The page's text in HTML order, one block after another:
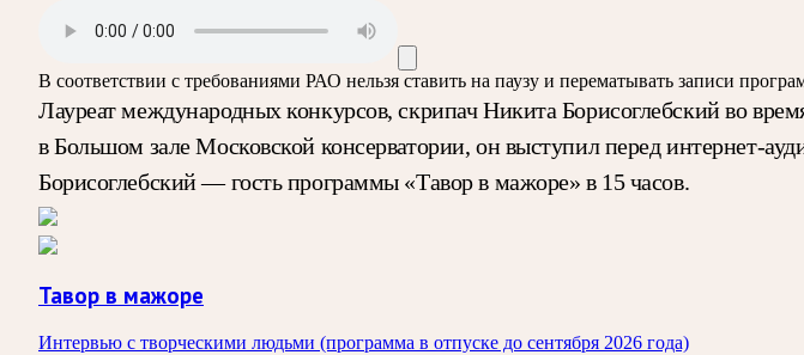
В соответствии с требованиями РАО нельзя ставить на паузу и перематывать записи
Лауреат международных конкурсов, скрипач Никита Борисоглебский во
в Большом зале Московской консерватории, он выступил перед интернет-
Борисоглебский — гость программы «Тавор в мажоре» в 15 часов.
Тавор в мажоре
Интервью с творческими людьми (программа в отпуске до сентября 2026 года)